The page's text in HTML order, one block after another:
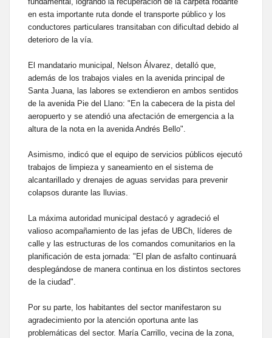
en esta importante ruta donde el transporte público y los
conductores particulares transitaban con dificultad debido al
deterioro de la vía.
El mandatario municipal, Nelson Álvarez, detalló que,
además de los trabajos viales en la avenida principal de
Santa Juana, las labores se extendieron en ambos sentidos
de la avenida Pie del Llano: "En la cabecera de la pista del
aeropuerto y se atendió una afectación de emergencia a la
altura de la nota en la avenida Andrés Bello".
Asimismo, indicó que el equipo de servicios públicos ejecutó
trabajos de limpieza y saneamiento en el sistema de
alcantarillado y drenajes de aguas servidas para prevenir
colapsos durante las lluvias.
La máxima autoridad municipal destacó y agradeció el
valioso acompañamiento de las jefas de UBCh, líderes de
calle y las estructuras de los comandos comunitarios en la
planificación de esta jornada: "El plan de asfalto continuará
desplegándose de manera continua en los distintos sectores
de la ciudad".
Por su parte, los habitantes del sector manifestaron su
agradecimiento por la atención oportuna ante las
problemáticas del sector. María Carrillo, vecina de la zona,